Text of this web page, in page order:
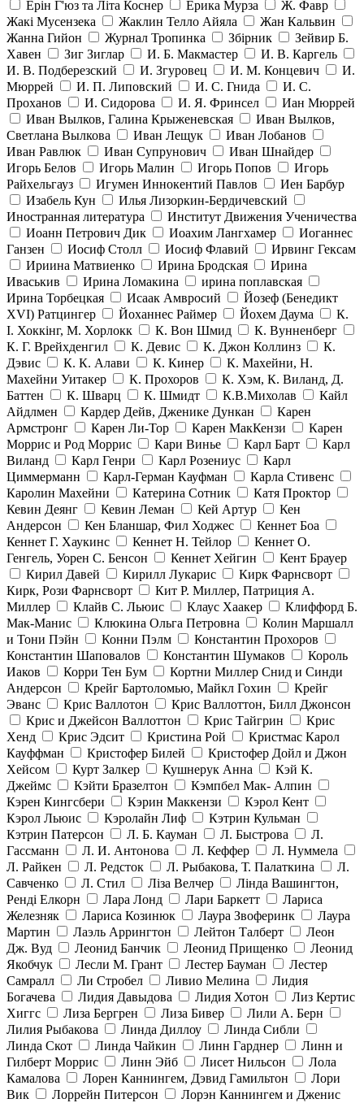
Ерін Г'юз та Літа Коснер Ерика Мурза
Ж. Фавр
Жакі Мусензека
Жаклин Телло Айяла
Жан Кальвин
Жанна Гийон
Журнал Тропинка Збірник
Зейвир Б.
Хавен
Зиг Зиглар И. Б. Макмастер
И. В. Каргель
И. В. Подберезский
И. Згуровец И. М. Концевич
И.
Мюррей
И. П. Липовский И. С. Гнида
И. С.
Проханов
И. Сидорова И. Я. Фринсел
Иан Мюррей
Иван Вылков, Галина Крыженевская
Иван Вылков,
Светлана Вылкова
Иван Лещук
Иван Лобанов
Иван Равлюк
Иван Супрунович
Иван Шнайдер
Игорь Белов
Игорь Малин Игорь Попов
Игорь
Райхельгауз
Игумен Иннокентий Павлов
Иен Барбур
Изабель Кун
Илья Лизоркин-Бердичевский
Иностранная литература
Институт Движения Ученичества
Иоанн Петрович Дик
Иоахим Лангхамер
Иоганнес
Ганзен
Иосиф Столл Иосиф Флавий
Ирвинг Гексам
Ириина Матвиенко
Ирина Бродская
Ирина
Иваськив
Ирина Ломакина
ирина поплавская
Ирина Торбецкая
Исаак Амвросий
Йозеф (Бенедикт
ХVI) Ратцингер
Йоханнес Раймер Йохем Даума
К.
І. Хоккінг, М. Хорлокк
К. Вон Шмид
К. Вунненберг
К. Г. Врейхденгил
К. Девис К. Джон Коллинз
К.
Дэвис
К. К. Алави К. Кинер
К. Махейни, Н.
Махейни Уитакер
К. Прохоров
К. Хэм, К. Виланд, Д.
Баттен
К. Шварц К. Шмидт К.В.Михолав
Кайл
Айдлмен
Кардер Дейв, Дженике Дункан
Карен
Армстронг
Карен Ли-Тор Карен МакКензи
Карен
Моррис и Род Моррис
Кари Винье Карл Барт
Карл
Виланд
Карл Генри Карл Розениус
Карл
Циммерманн
Карл-Герман Кауфман
Карла Стивенс
Каролин Махейни
Катерина Сотник
Катя Проктор
Кевин Деянг
Кевин Леман Кей Артур
Кен
Андерсон
Кен Бланшар, Фил Ходжес
Кеннет Боа
Кеннет Г. Хаукинс
Кеннет Н. Тейлор
Кеннет О.
Генгель, Уорен С. Бенсон
Кеннет Хейгин
Кент Брауер
Кирил Давей
Кирилл Лукарис
Кирк Фарнсворт
Кирк, Рози Фарнсворт
Кит Р. Миллер, Патриция А.
Миллер
Клайв С. Льюис Клаус Хаакер
Клиффорд Б.
Мак-Манис
Клюкина Ольга Петровна
Колин Маршалл
и Тони Пэйн
Конни Пэлм
Константин Прохоров
Константин Шаповалов
Константин Шумаков
Король
Иаков
Корри Тен Бум
Кортни Миллер Снид и Синди
Андерсон
Крейг Бартоломью, Майкл Гохин
Крейг
Эванс
Крис Валлотон
Крис Валлоттон, Билл Джонсон
Крис и Джейсон Валлоттон
Крис Тайгрин
Крис
Хенд
Крис Эдсит Кристина Рой
Кристмас Карол
Кауффман
Кристофер Билей
Кристофер Дойл и Джон
Хейсом
Курт Залкер Кушнерук Анна
Кэй К.
Джеймс
Кэйти Бразелтон
Кэмпбел Мак- Алпин
Кэрен Кингсбери
Кэрин Маккензи
Кэрол Кент
Кэрол Льюис
Кэролайн Лиф
Кэтрин Кульман
Кэтрин Патерсон
Л. Б. Кауман Л. Быстрова
Л.
Гассманн
Л. И. Антонова Л. Кеффер
Л. Нуммела
Л. Райкен
Л. Редсток Л. Рыбакова, Т. Палаткина
Л.
Савченко
Л. Стил Ліза Велчер
Лінда Вашингтон,
Ренді Елкорн
Лара Лонд Лари Баркетт
Лариса
Железняк
Лариса Козинюк Лаура Звоферинк
Лаура
Мартин
Лаэль Аррингтон Лейтон Талберт
Леон
Дж. Вуд
Леонид Банчик Леонид Прищенко
Леонид
Якобчук
Лесли М. Грант Лестер Бауман
Лестер
Самралл
Ли Стробел Ливио Мелина
Лидия
Богачева
Лидия Давыдова Лидия Хотон
Лиз Кертис
Хиггс
Лиза Бергрен Лиза Бивер
Лили А. Берн
Лилия Рыбакова
Линда Диллоу
Линда Сибли
Линда Скот
Линда Чайкин Линн Гарднер
Линн и
Гилберт Моррис
Линн Эйб Лисет Нильсон
Лола
Камалова
Лорен Каннингем, Дэвид Гамильтон
Лори
Вик
Лоррейн Питерсон
Лорэн Каннингем и Дженис